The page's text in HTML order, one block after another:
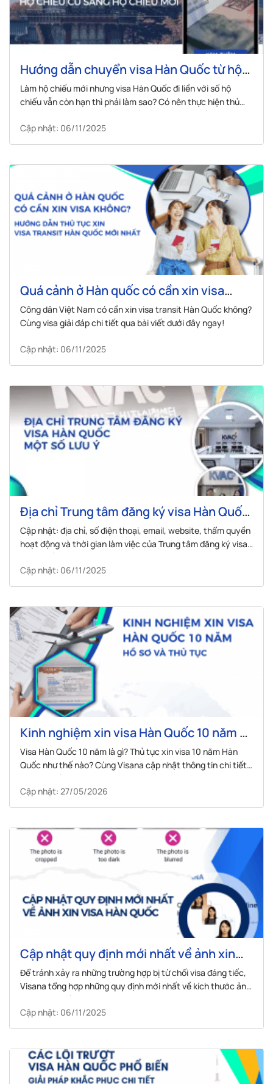
Hướng dẫn chuyển visa Hàn Quốc từ hộ
chiếu cũ sang hộ chiếu mới
Làm hộ chiếu mới nhưng visa Hàn Quốc đi liền với số hộ
chiếu vẫn còn hạn thì phải làm sao? Có nên thực hiện thủ
tục chuyển visa Hàn từ hộ chiếu cũ sang hộ chiếu mới hay
nên xin visa Hàn mới?
Cập nhật: 06/11/2025
Quá cảnh ở Hàn quốc có cần xin visa
không? Hướng dẫn thủ tục xin visa
transit Hàn Quốc mới nhất
Công dân Việt Nam có cần xin visa transit Hàn Quốc không?
Cùng visa giải đáp chi tiết qua bài viết dưới đây ngay!
Cập nhật: 06/11/2025
Địa chỉ Trung tâm đăng ký visa Hàn Quốc
và một số lưu ý
Cập nhật: địa chỉ, số điện thoại, email, website, thẩm quyền
hoạt động và thời gian làm việc của Trung tâm đăng ký visa
Hàn Quốc
Cập nhật: 06/11/2025
Kinh nghiệm xin visa Hàn Quốc 10 năm –
Hồ sơ và thủ tục
Visa Hàn Quốc 10 năm là gì? Thủ tục xin visa 10 năm Hàn
Quốc như thế nào? Cùng Visana cập nhật thông tin chi tiết
qua bài viết dưới đây nhé!
Cập nhật: 27/05/2026
Cập nhật quy định mới nhất về ảnh xin
visa Hàn Quốc
Để tránh xảy ra những trường hợp bị từ chối visa đáng tiếc,
Visana tổng hợp những quy định mới nhất về kích thước ảnh
visa Hàn Quốc, đọc ngay!
Cập nhật: 06/11/2025